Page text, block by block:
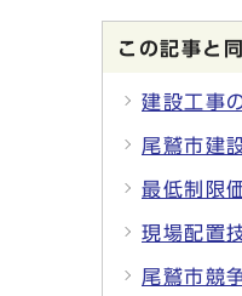
この記事と
建設工事
尾鷲市建
最低制限
現場配置
尾鷲市競